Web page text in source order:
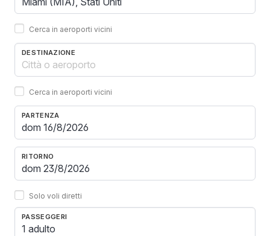
Cerca in aeroporti vicini
DESTINAZIONE
Cerca in aeroporti vicini
PARTENZA
RITORNO
Solo voli diretti
PASSEGGERI
1 adulto